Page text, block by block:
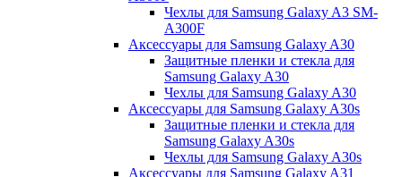
Чехлы для Samsung Galaxy A3 SM-
A300F
Аксессуары для Samsung Galaxy A30
Защитные пленки и стекла для
Samsung Galaxy A30
Чехлы для Samsung Galaxy A30
Аксессуары для Samsung Galaxy A30s
Защитные пленки и стекла для
Samsung Galaxy A30s
Чехлы для Samsung Galaxy A30s
Аксессуары для Samsung Galaxy A31